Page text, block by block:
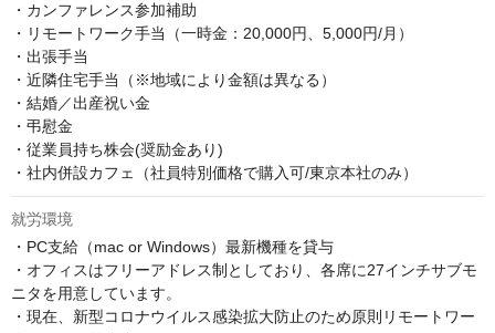
・カンファレンス参加補助
・リモートワーク手当（一時金：20,000円、5,000円/月）
・出張手当
・近隣住宅手当（※地域により金額は異なる）
・結婚／出産祝い金
・弔慰金
・従業員持ち株会(奨励金あり)
・社内併設カフェ（社員特別価格で購入可/東京本社のみ）
就労環境
・PC支給（mac or Windows）最新機種を貸与
・オフィスはフリーアドレス制としており、各席に27インチサブモ
ニタを用意しています。
・現在、新型コロナウイルス感染拡大防止のため原則リモートワー